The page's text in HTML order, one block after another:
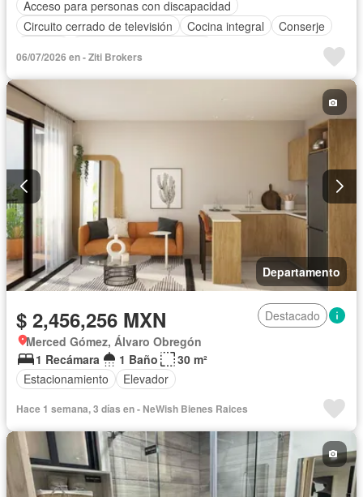
Acceso para personas con discapacidad
Circuito cerrado de televisión
Cocina integral
Conserje
06/07/2026 en - Ziti Brokers
Departamento
$ 2,456,256 MXN
Destacado
Merced Gómez, Álvaro Obregón
1 Recámara
1 Baño
30 m²
Estacionamiento
Elevador
Hace 1 semana, 3 días en - NeWish Bienes Rai­ces